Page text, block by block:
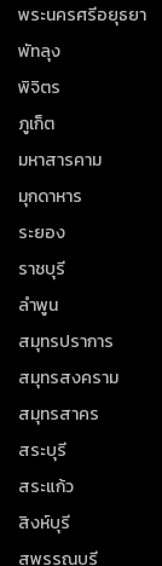
พระนครศรีอยุธยา
พัทลุง
พิจิตร
ภูเก็ต
มหาสารคาม
มุกดาหาร
ระยอง
ราชบุรี
ลำพูน
สมุทรปราการ
สมุทรสงคราม
สมุทรสาคร
สระบุรี
สระแก้ว
สิงห์บุรี
สุพรรณบุรี